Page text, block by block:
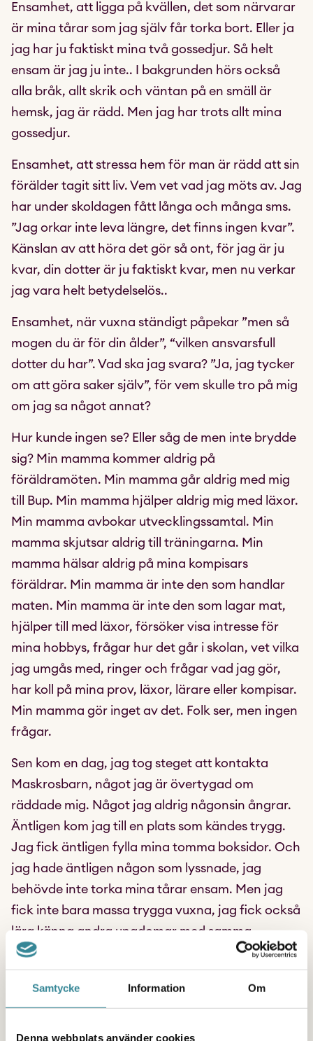
Samtycke Information Om
Denna webbplats använder cookies
Ensamhet, att ligga på kvällen, det som närvarar
är mina tårar som jag själv får torka bort. Eller ja
jag har ju faktiskt mina två gossedjur. Så helt
ensam är jag ju inte.. I bakgrunden hörs också
alla bråk, allt skrik och väntan på en smäll är
hemsk, jag är rädd. Men jag har trots allt mina
gossedjur.
Ensamhet, att stressa hem för man är rädd att sin
förälder tagit sitt liv. Vem vet vad jag möts av. Jag
har under skoldagen fått långa och många sms.
”Jag orkar inte leva längre, det finns ingen kvar”.
Känslan av att höra det gör så ont, för jag är ju
kvar, din dotter är ju faktiskt kvar, men nu verkar
jag vara helt betydelselös..
Ensamhet, när vuxna ständigt påpekar ”men så
mogen du är för din ålder”, “vilken ansvarsfull
dotter du har”. Vad ska jag svara? ”Ja, jag tycker
om att göra saker själv”, för vem skulle tro på mig
om jag sa något annat?
Hur kunde ingen se? Eller såg de men inte brydde
sig? Min mamma kommer aldrig på
föräldramöten. Min mamma går aldrig med mig
till Bup. Min mamma hjälper aldrig mig med läxor.
Min mamma avbokar utvecklingssamtal. Min
mamma skjutsar aldrig till träningarna. Min
mamma hälsar aldrig på mina kompisars
föräldrar. Min mamma är inte den som handlar
maten. Min mamma är inte den som lagar mat,
hjälper till med läxor, försöker visa intresse för
mina hobbys, frågar hur det går i skolan, vet vilka
jag umgås med, ringer och frågar vad jag gör,
har koll på mina prov, läxor, lärare eller kompisar.
Min mamma gör inget av det. Folk ser, men ingen
frågar.
Sen kom en dag, jag tog steget att kontakta
Maskrosbarn, något jag är övertygad om
räddade mig. Något jag aldrig någonsin ångrar.
Äntligen kom jag till en plats som kändes trygg.
Jag fick äntligen fylla mina tomma boksidor. Och
jag hade äntligen någon som lyssnade, jag
behövde inte torka mina tårar ensam. Men jag
fick inte bara massa trygga vuxna, jag fick också
lära känna andra ungdomar med samma
erfarenheter, som också varit med om liknande
saker. Vi delar olika historier men vi har alla något
gemensamt, vi alla är maskrosbarn.